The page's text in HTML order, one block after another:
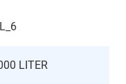
LITER